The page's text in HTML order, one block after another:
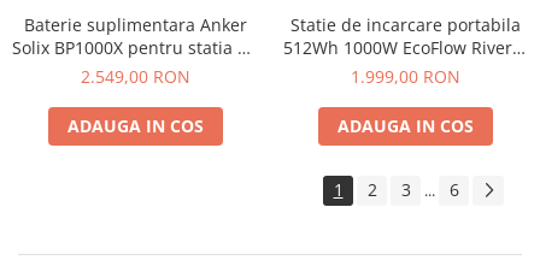
Baterie suplimentara Anker
Solix BP1000X pentru statia de
alimentare portabila Anker
2.549,00 RON
ADAUGA IN COS
Statie de incarcare portabila
512Wh 1000W EcoFlow River 2
Max
1.999,00 RON
ADAUGA IN COS
1 2 3 ... 6